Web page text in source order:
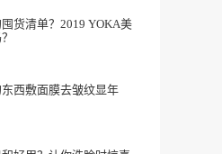
货清单？2019 YOKA美
西敷面膜去皱纹显年